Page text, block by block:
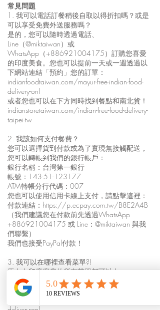
常見問題
1. 我可以電話訂餐稍後自取以得折扣嗎？或是
可以享受免費外送服務嗎？
是的，您可以隨時透過電話、
Line（@miktaiwan）或
WhatsApp（+886921004175）訂購您喜愛
的印度美食。您也可以提前一天或一週透過以
下網站連結「預約」您的訂單：
indianfoodtaiwan.com/mayur-free-indian-food-
delivery-onl
或者您也可以在下方同時找到餐點和南北貨！
indianstoretaiwan.com/indian-free-food-delivery-
taipei-tw
2. 我該如何支付餐費？
您可以選擇貨到付款或為了實現無接觸配送，
您可以轉帳到我們的銀行帳戶：
銀行名稱：台灣第一銀行
帳號：143-51-123177
ATM轉帳分行代碼：007
您也可以使用信用卡線上支付，請點擊這裡：
付款連結： https://p.ecpay.com.tw/B8E2A4B
（我們建議您在付款前先透過WhatsApp
+886921004175 或 Line：@miktaiwan 與我
們聯繫）
我們也接受PayPal付款！
3. 我可以在哪裡查看菜單?!
馬友友印度廚房的所有菜單都可以在
indianfoodtaiwan.com 上找到。
如需查看餐點外送菜單，請點此：
indianfoodtaiwan.com/mayur-free-indian-food-